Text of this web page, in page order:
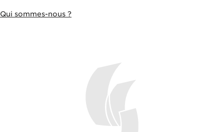
Qui sommes-nous ?